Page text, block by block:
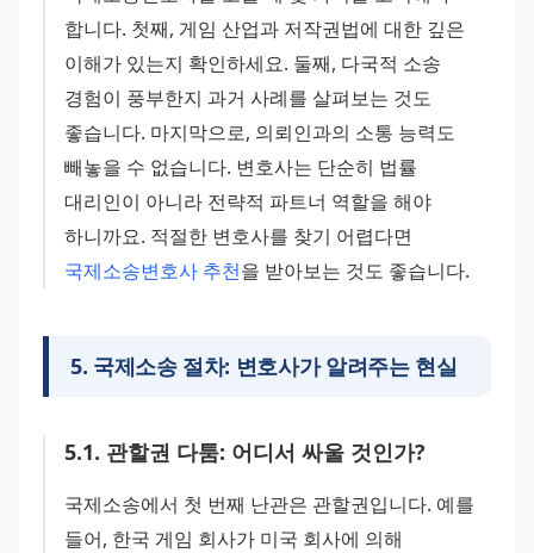
합니다. 첫째, 게임 산업과 저작권법에 대한 깊은
이해가 있는지 확인하세요. 둘째, 다국적 소송
경험이 풍부한지 과거 사례를 살펴보는 것도
좋습니다. 마지막으로, 의뢰인과의 소통 능력도
빼놓을 수 없습니다. 변호사는 단순히 법률
대리인이 아니라 전략적 파트너 역할을 해야
국제소송변호사 추천을 받아보는 것도 좋습니다.
5. 국제소송 절차: 변호사가 알려주는 현실
5.1. 관할권 다툼: 어디서 싸울 것인가?
국제소송에서 첫 번째 난관은 관할권입니다. 예를
들어, 한국 게임 회사가 미국 회사에 의해